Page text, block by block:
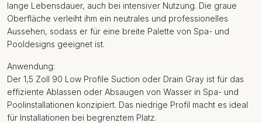
lange Lebensdauer, auch bei intensiver Nutzung. Die graue
Oberfläche verleiht ihm ein neutrales und professionelles
Aussehen, sodass er für eine breite Palette von Spa- und
Pooldesigns geeignet ist.
Anwendung:
Der 1,5 Zoll 90 Low Profile Suction oder Drain Gray ist für das
effiziente Ablassen oder Absaugen von Wasser in Spa- und
Poolinstallationen konzipiert. Das niedrige Profil macht es ideal
für Installationen bei begrenztem Platz.